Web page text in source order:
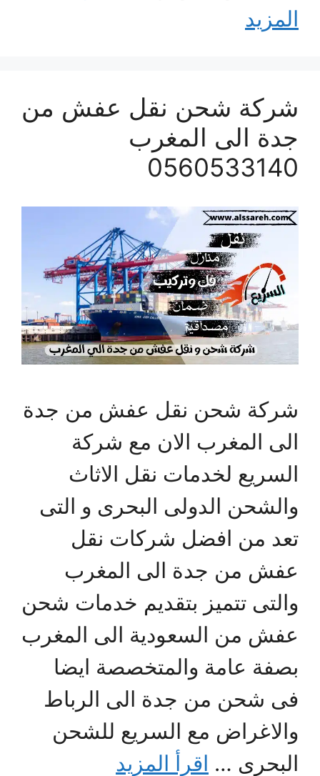
المزيد
شركة شحن نقل عفش من
جدة الى المغرب
0560533140
شركة شحن نقل عفش من جدة
الى المغرب الان مع شركة
السريع لخدمات نقل الاثاث
والشحن الدولى البحرى و التى
تعد من افضل شركات نقل
عفش من جدة الى المغرب
والتى تتميز بتقديم خدمات شحن
عفش من السعودية الى المغرب
بصفة عامة والمتخصصة ايضا
فى شحن من جدة الى الرباط
والاغراض مع السريع للشحن
البحرى … اقرأ المزيد